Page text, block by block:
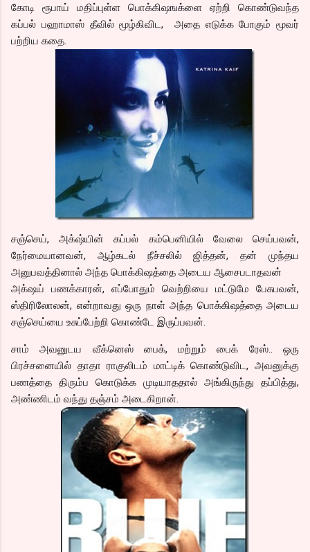
கோடி ரூபாய் மதிப்புள்ள பொக்கிஷஙக்ளை ஏற்றி கொண்டுவந்த
கப்பல் பஹாமாஸ் தீவில் மூழ்கிவிட, அதை எடுக்க போகும் மூவர்
பற்றிய கதை.
சஞ்செய், அக்‌ஷ்யின் கப்பல் கம்பெனியில் வேலை செய்பவன்,
நேர்மையானவன், ஆழ்கடல் நீச்சலில் ஜித்தன், தன் முந்தய
அனுபவத்தினால் அந்த பொக்கிஷத்தை அடைய ஆசைபடாதவன்
அக்‌ஷய் பணக்காரன், எப்போதும் வெற்றியை மட்டுமே பேசுபவன்,
ஸ்திரிலோலன், என்றாவது ஒரு நாள் அந்த பொக்கிஷத்தை அடைய
சஞ்செய்யை உசுப்பேற்றி கொண்டே இருப்பவன்.
சாம் அவனுடய வீக்னெஸ் பைக், மற்றும் பைக் ரேஸ்.. ஒரு
பிரச்சனையில் தாதா ராகுலிடம் மாட்டிக் கொண்டுவிட, அவனுக்கு
பணத்தை திரும்ப கொடுக்க முடியாததால் அங்கிருந்து தப்பித்து,
அண்ணிடம் வந்து தஞ்சம் அடைகிறான்.